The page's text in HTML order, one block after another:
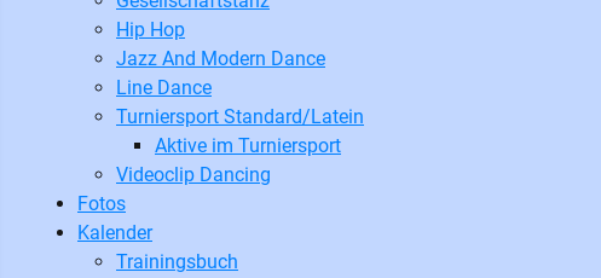
Hip Hop
Jazz And Modern Dance
Line Dance
Turniersport Standard/Latein
Aktive im Turniersport
Videoclip Dancing
Fotos
Kalender
Trainingsbuch